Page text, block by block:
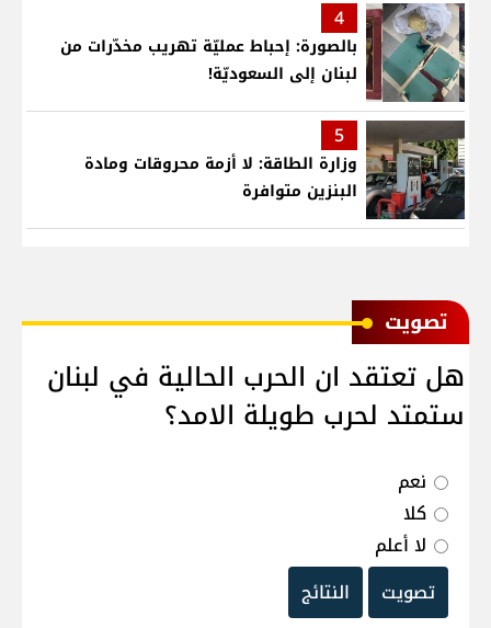
4
بالصورة: إحباط عمليّة تهريب مخدّرات من
لبنان إلى السعوديّة!
5
وزارة الطاقة: لا أزمة محروقات ومادة
البنزين متوافرة
ﺗﺼﻮﻳﺖ
هل تعتقد ان الحرب الحالية في لبنان
ستمتد لحرب طويلة الامد؟
نعم
كلا
لا أعلم
تصويت
النتائج